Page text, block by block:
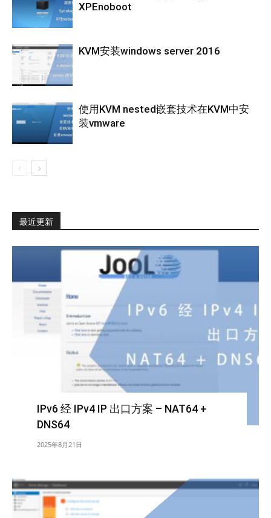
XPEnoboot
KVM安装windows server 2016
使用KVM nested嵌套技术在KVM中安
装vmware
最近更新
IPv6 经 IPv4 IP 出口方案 – NAT64 +
DNS64
2025年8月21日